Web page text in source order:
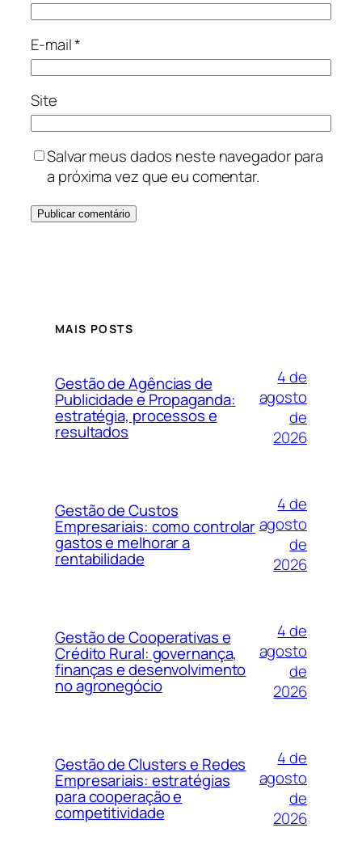
E-mail*
Site
Salvar meus dados neste navegador para
a próxima vez que eu comentar.
MAIS POSTS
Gestão de Agências de
Publicidade e Propaganda:
estratégia, processos e
resultados
4 de
agosto
de
2026
Gestão de Custos
Empresariais: como controlar
gastos e melhorar a
rentabilidade
4 de
agosto
de
2026
Gestão de Cooperativas e
Crédito Rural: governança,
finanças e desenvolvimento
no agronegócio
4 de
agosto
de
2026
Gestão de Clusters e Redes
Empresariais: estratégias
para cooperação e
competitividade
4 de
agosto
de
2026